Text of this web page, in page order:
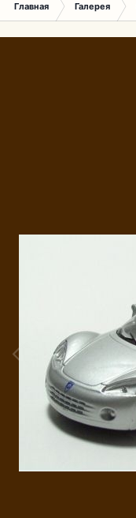
Главная Галерея